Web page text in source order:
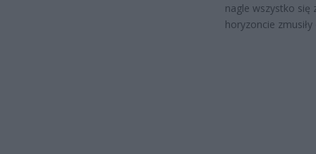
nagle wszystko się
horyzoncie